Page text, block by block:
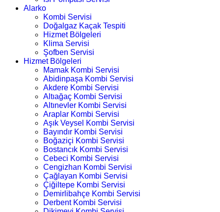
Alarko
Kombi Servisi
Doğalgaz Kaçak Tespiti
Hizmet Bölgeleri
Klima Servisi
Şofben Servisi
Hizmet Bölgeleri
Mamak Kombi Servisi
Abidinpaşa Kombi Servisi
Akdere Kombi Servisi
Altıağaç Kombi Servisi
Altınevler Kombi Servisi
Araplar Kombi Servisi
Aşık Veysel Kombi Servisi
Bayındır Kombi Servisi
Boğaziçi Kombi Servisi
Bostancık Kombi Servisi
Cebeci Kombi Servisi
Cengizhan Kombi Servisi
Çağlayan Kombi Servisi
Çiğiltepe Kombi Servisi
Demirlibahçe Kombi Servisi
Derbent Kombi Servisi